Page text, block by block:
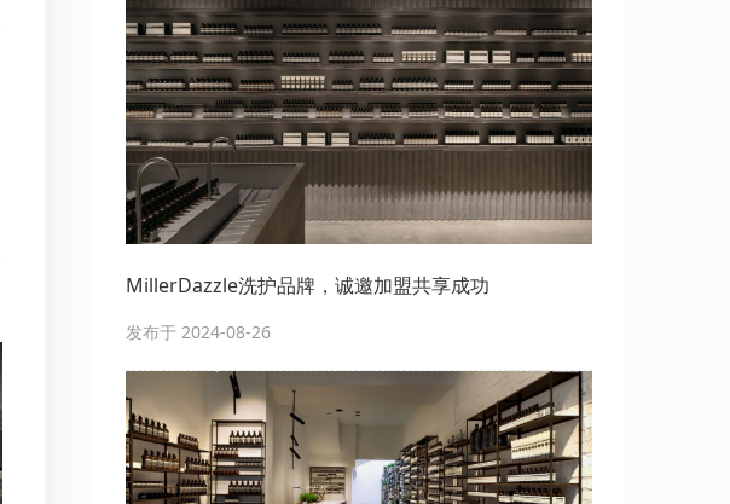
MillerDazzle洗护品牌，诚邀加盟共享成功
发布于 2024-08-26